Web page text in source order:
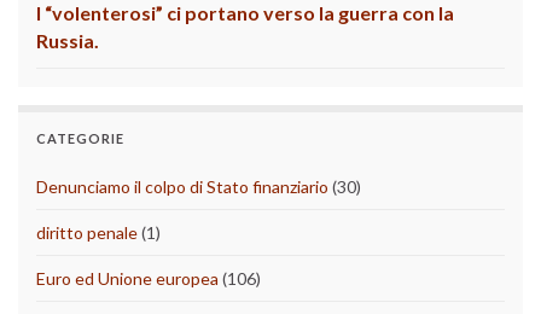
I “volenterosi” ci portano verso la guerra con la
Russia.
CATEGORIE
Denunciamo il colpo di Stato finanziario (30)
diritto penale(1)
Euro ed Unione europea (106)